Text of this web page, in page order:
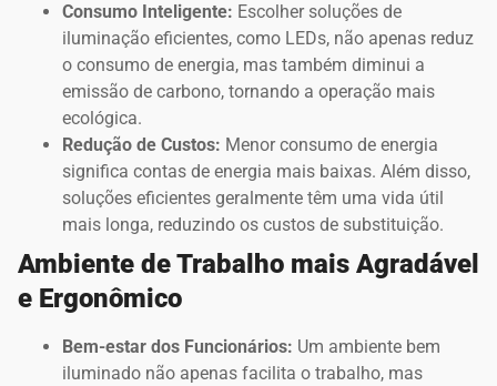
Consumo Inteligente: Escolher soluções de
iluminação eficientes, como LEDs, não apenas reduz
o consumo de energia, mas também diminui a
emissão de carbono, tornando a operação mais
ecológica.
Redução de Custos: Menor consumo de energia
significa contas de energia mais baixas. Além disso,
soluções eficientes geralmente têm uma vida útil
mais longa, reduzindo os custos de substituição.
Ambiente de Trabalho mais Agradável
e Ergonômico
Bem-estar dos Funcionários: Um ambiente bem
iluminado não apenas facilita o trabalho, mas